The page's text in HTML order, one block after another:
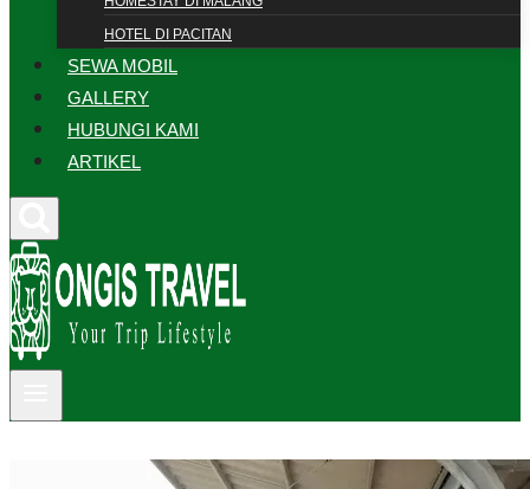
HOTEL DI PACITAN
SEWA MOBIL
GALLERY
HUBUNGI KAMI
ARTIKEL